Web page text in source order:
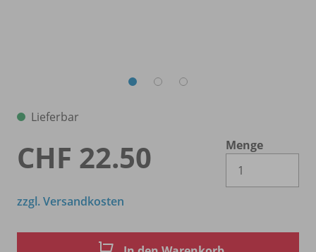
Lieferbar
CHF 22.50
Menge
zzgl. Versandkosten